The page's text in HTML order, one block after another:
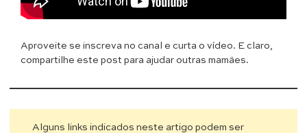
Aproveite se inscreva no canal e curta o vídeo. E claro,
compartilhe este post para ajudar outras mamães.
Alguns links indicados neste artigo podem ser